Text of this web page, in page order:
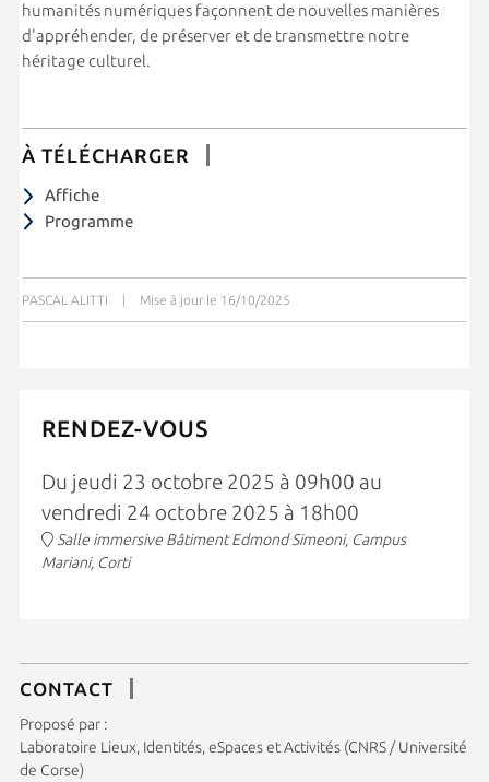
humanités numériques façonnent de nouvelles manières
d'appréhender, de préserver et de transmettre notre
héritage culturel.
À TÉLÉCHARGER
Affiche
Programme
PASCAL ALITTI Mise à jour le 16/10/2025
RENDEZ-VOUS
Du jeudi 23 octobre 2025 à 09h00 au
vendredi 24 octobre 2025 à 18h00
Salle immersive Bâtiment Edmond Simeoni, Campus
Mariani, Corti
CONTACT
Proposé par :
Laboratoire Lieux, Identités, eSpaces et Activités (CNRS / Université
de Corse)